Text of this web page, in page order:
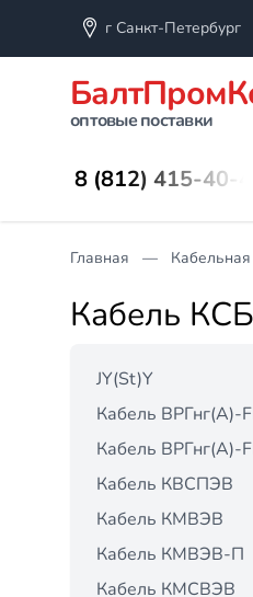
г Санкт-Петербург
оптовые поставки
8 (812) 415-40-45
Главная
Кабель
JY(St)Y
Кабель ВРГнг(А)-
Кабель ВРГнг(А)-
Кабель КВСПЭВ
Кабель КМВЭВ
Кабель КМВЭВ-П
Кабель КМСВЭВ